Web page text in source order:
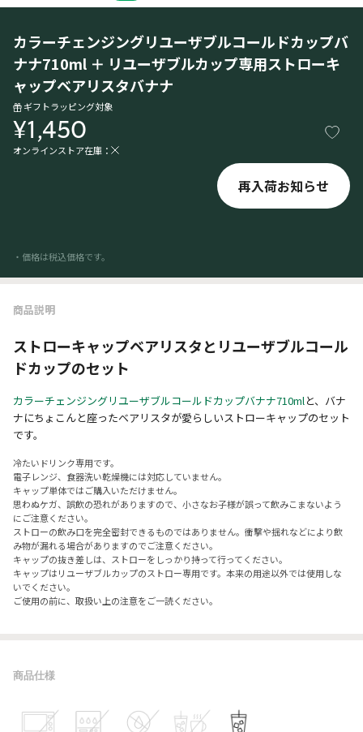
カラーチェンジングリユーザブルコールドカップバ
ナナ710ml ＋ リユーザブルカップ専用ストローキ
ャップベアリスタバナナ
ギフトラッピング対象
¥1,450
オンラインストア在庫：
再入荷お知らせ
・価格は税込価格です。
商品説明
ストローキャップベアリスタとリユーザブルコール
ドカップのセット
カラーチェンジングリユーザブルコールドカップバナナ710mlと、バナ
ナにちょこんと座ったベアリスタが愛らしいストローキャップのセット
です。
冷たいドリンク専用です。
電子レンジ、食器洗い乾燥機には対応していません。
キャップ単体ではご購入いただけません。
思わぬケガ、誤飲の恐れがありますので、小さなお子様が誤って飲みこまないよう
にご注意ください。
ストローの飲み口を完全密封できるものではありません。衝撃や揺れなどにより飲
み物が漏れる場合がありますのでご注意ください。
キャップの抜き差しは、ストローをしっかり持って行ってください。
キャップはリユーザブルカップのストロー専用です。本来の用途以外では使用しな
いでください。
ご使用の前に、取扱い上の注意をご一読ください。
商品仕様